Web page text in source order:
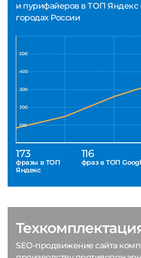
и пурифайеров в ТОП Яндекс
городах России
173
фразы в ТОП
Яндекс
116
фраз в ТОП
SEO-продвижение сайта